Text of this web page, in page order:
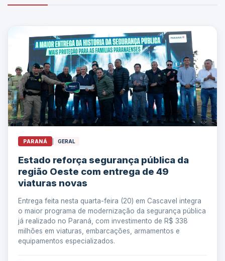
PARANÁ GERAL
Estado reforça segurança pública da
região Oeste com entrega de 49
viaturas novas
Entrega feita nesta quarta-feira (20) em Cascavel integra
o maior programa de modernização da segurança pública
já realizado no Paraná, com investimento de R$ 338
milhões em viaturas, embarcações, armamentos e
equipamentos especializados.